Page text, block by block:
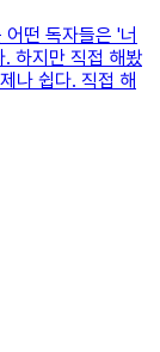
떤 독자들은 '너
하지만 직접 해봤
나 쉽다. 직접 해